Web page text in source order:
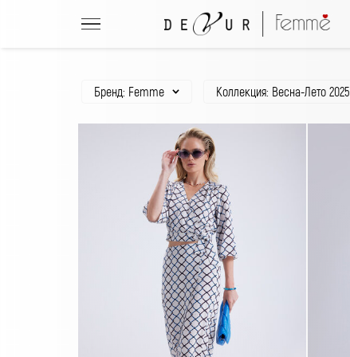
Бренд: Femme Коллекция: Весна-Лето 2025